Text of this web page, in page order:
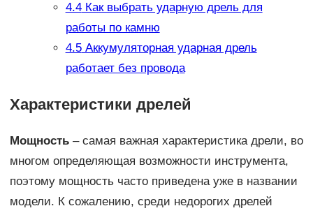
4.4Как выбрать ударную дрель для
работы по камню
4.5Аккумуляторная ударная дрель
работает без провода
Характеристики дрелей
Мощность– самая важная характеристика дрели, во
многом определяющая возможности инструмента,
поэтому мощность часто приведена уже в названии
модели. К сожалению, среди недорогих дрелей